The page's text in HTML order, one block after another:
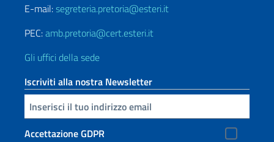
E-mail:segreteria.pretoria@esteri.it
PEC:amb.pretoria@cert.esteri.it
Gli uffici della sede
Iscriviti alla nostra Newsletter
Inserisci la tua email
Accettazione GDPR